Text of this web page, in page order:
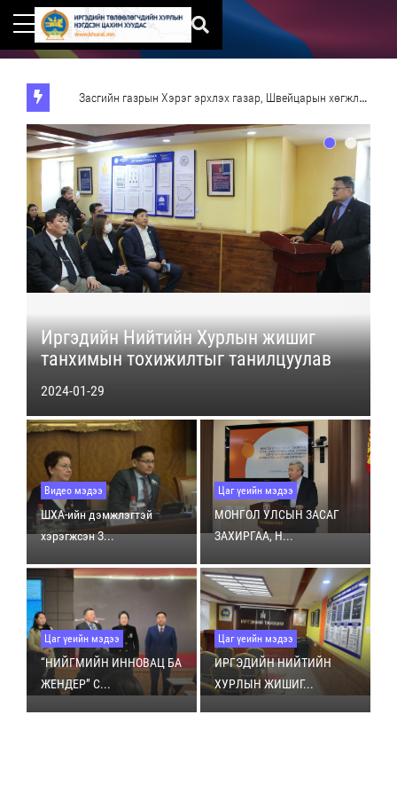
Засгийн газрын Хэрэг эрхлэх газар, Швейцарын хөгжлийн агентлаг "Нутгийн өөрөө удирдах байгууллагын институтын чадавхыг бэхжүүлэх төсөл" Утас 51-267756 51-267747
Иргэдийн Нийтийн Хурлын жишиг
танхимын тохижилтыг танилцуулав
2024-01-29
Видео мэдээ
ШХА-ийн дэмжлэгтэй
хэрэгжсэн З...
Цаг үеийн мэдээ
МОНГОЛ УЛСЫН ЗАСАГ
ЗАХИРГАА, Н...
Цаг үеийн мэдээ
“НИЙГМИЙН ИННОВАЦ БА
ЖЕНДЕР” С...
Цаг үеийн мэдээ
ИРГЭДИЙН НИЙТИЙН
ХУРЛЫН ЖИШИГ...